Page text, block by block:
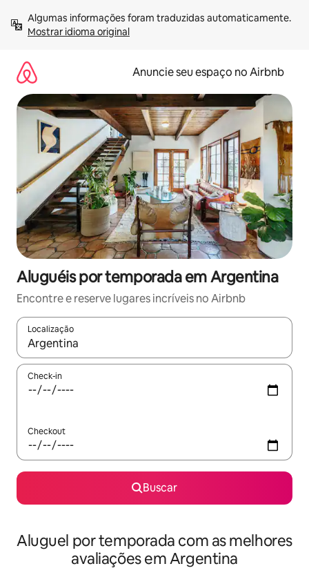
para
Mostrar idioma original
Anuncie seu espaço no Airbnb
Aluguéis por temporada em Argentina
Encontre e reserve lugares incríveis no Airbnb
Localização
Quando os resultados estiverem disponíveis, explore-os
Check-in
Checkout
Buscar
Aluguel por temporada com as melhores
avaliações em Argentina